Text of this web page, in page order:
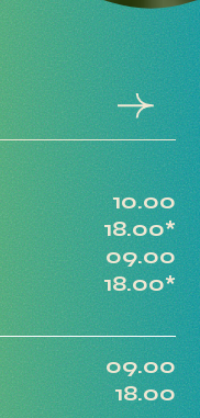
10.00
18.00*
09.00
18.00*
09.00
18.00